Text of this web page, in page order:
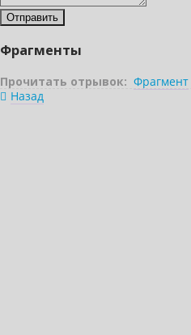
Фрагменты
Прочитать отрывок: Фрагмент
Назад